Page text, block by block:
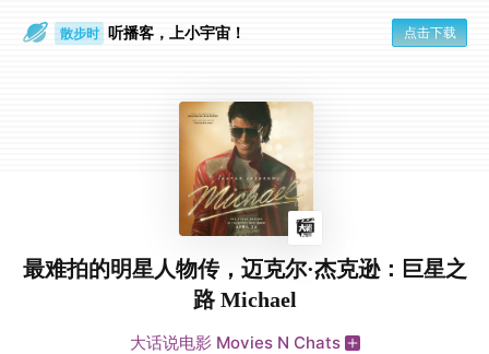
散步时 听播客，上小宇宙！ 点击下载
最难拍的明星人物传，迈克尔·杰克逊：巨星之
路 Michael
大话说电影 Movies N Chats